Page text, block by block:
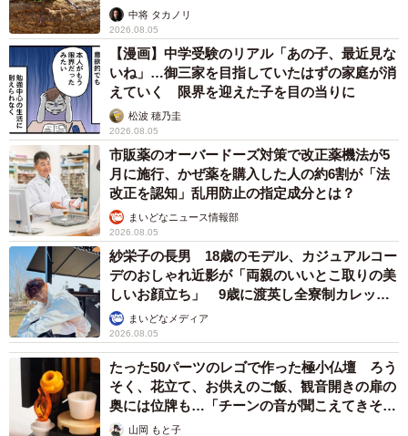
らいリアル」
中将 タカノリ
2026.08.05
【漫画】中学受験のリアル「あの子、最近見な
いね」…御三家を目指していたはずの家庭が消
えていく 限界を迎えた子を目の当りに
松波 穂乃圭
2026.08.05
市販薬のオーバードーズ対策で改正薬機法が5
月に施行、かぜ薬を購入した人の約6割が「法
改正を認知」乱用防止の指定成分とは？
まいどなニュース情報部
2026.08.05
紗栄子の長男 18歳のモデル、カジュアルコー
デのおしゃれ近影が「両親のいいとこ取りの美
しいお顔立ち」 9歳に渡英し全寮制カレッジ
で学ぶまいどなメディア
2026.08.05
たった50パーツのレゴで作った極小仏壇 ろう
そく、花立て、お供えのご飯、観音開きの扉の
奥には位牌も…「チーンの音が聞こえてきそ
う」山岡 もと子